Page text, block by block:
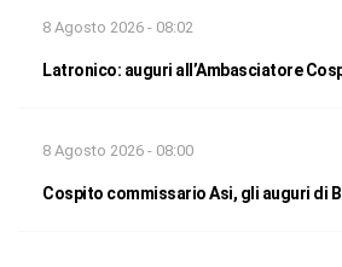
8 Agosto 2026 - 08:02
Latronico: auguri all’Ambasciatore
8 Agosto 2026 - 08:00
Cospito commissario Asi, gli auguri di